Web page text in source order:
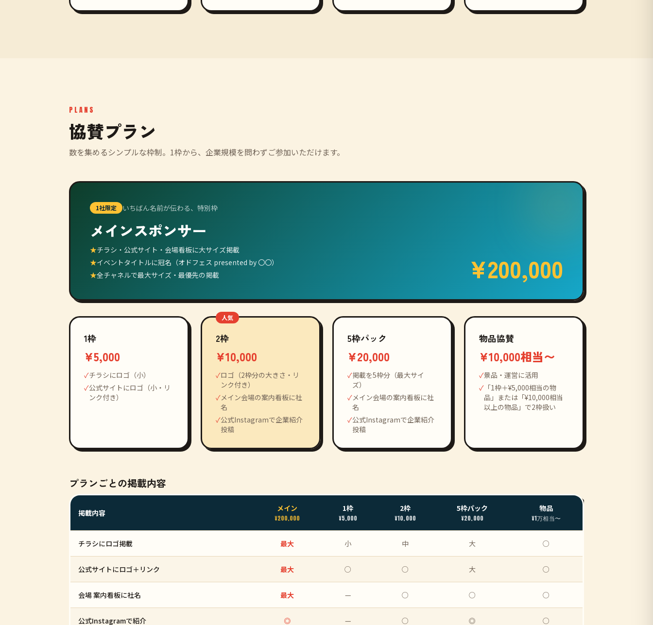
PLANS
協賛プラン
数を集めるシンプルな枠制。1枠から、企業規模を問わずご参加いただけます。
1社限定 いちばん名前が伝わる、特別枠
メインスポンサー
★チラシ・公式サイト・会場看板に大サイズ掲載
★イベントタイトルに冠名（オドフェス presented by 〇〇）
★全チャネルで最大サイズ・最優先の掲載 ¥200,000
1枠
¥5,000
✓チラシにロゴ（小）
✓公式サイトにロゴ（小・リ
ンク付き）
人気
2枠
¥10,000
✓ロゴ（2枠分の大きさ・リ
ンク付き）
✓メイン会場の案内看板に社
名
✓公式Instagramで企業紹介
投稿
5枠パック
¥20,000
✓掲載を5枠分（最大サイ
ズ）
✓メイン会場の案内看板に社
名
✓公式Instagramで企業紹介
投稿
物品協賛
¥10,000相当〜
✓景品・運営に活用
✓ 「1枠＋¥5,000相当の物
品」または「¥10,000相当
以上の物品」で2枠扱い
プランごとの掲載内容
掲載内容 メイン
¥200,000
1枠
¥5,000
2枠
¥10,000
5枠パック
¥20,000
物品
¥1万相当〜
チラシにロゴ掲載 最大 小 中 大 ○
公式サイトにロゴ＋リンク 最大 ○ ○ 大 ○
会場 案内看板に社名 最大 — ○ ○ ○
公式Instagramで紹介 ◎ — ○ ◎ ○